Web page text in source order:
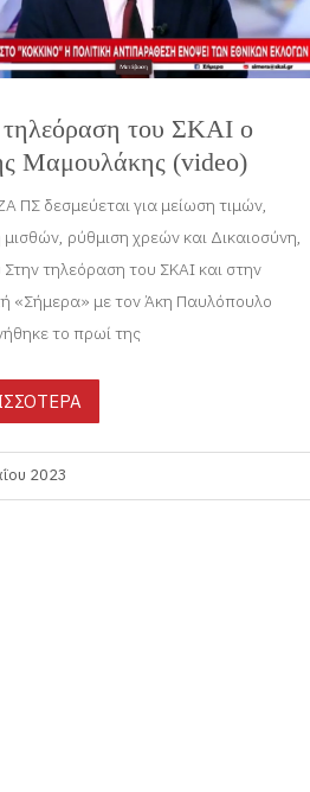
του ΣΚΑΙ ο
Μαμουλάκης (video)
ΠΣ δεσμεύεται για μείωση τιμών,
ρύθμιση χρεών και Δικαιοσύνη,
τηλεόραση του ΣΚΑΙ και στην
«Σήμερα» με τον Άκη Παυλόπουλο
το πρωί της
2023